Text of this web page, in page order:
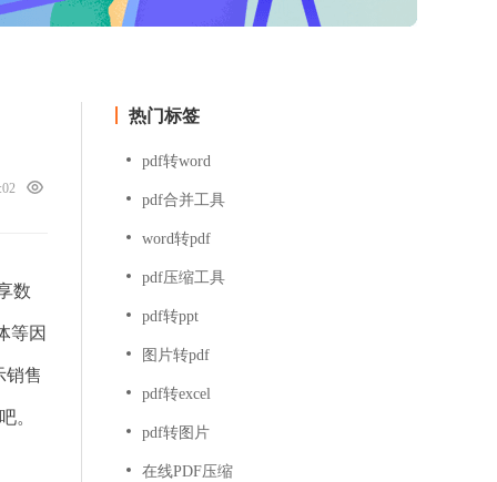
数
等因
销售
。
热门标签
pdf转word
pdf合并工具
word转pdf
pdf压缩工具
pdf转ppt
图片转pdf
pdf转excel
pdf转图片
在线PDF压缩